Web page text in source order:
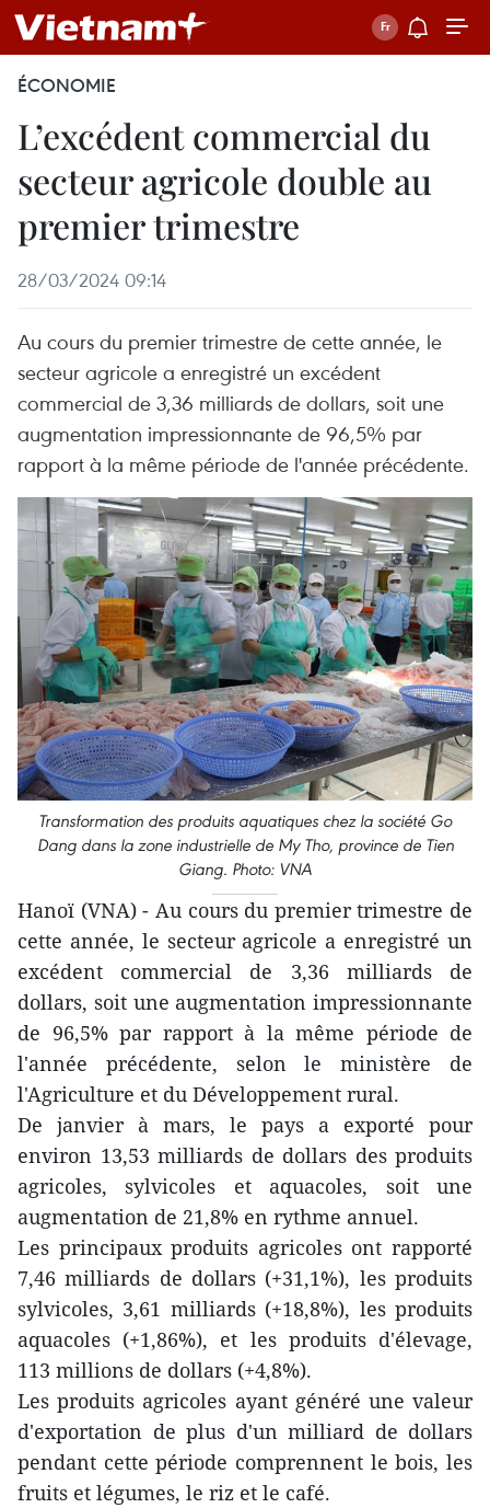
ÉCONOMIE
L’excédent commercial du
secteur agricole double au
premier trimestre
28/03/2024 09:14
Au cours du premier trimestre de cette année, le
secteur agricole a enregistré un excédent
commercial de 3,36 milliards de dollars, soit une
augmentation impressionnante de 96,5% par
rapport à la même période de l'année précédente.
Transformation des produits aquatiques chez la société Go
Dang dans la zone industrielle de My Tho, province de Tien
Giang. Photo: VNA
Hanoï (VNA) - Au cours du premier trimestre de
cette année, le secteur agricole a enregistré un
excédent commercial de 3,36 milliards de
dollars, soit une augmentation impressionnante
de 96,5% par rapport à la même période de
l'année précédente, selon le ministère de
l'Agriculture et du Développement rural.
De janvier à mars, le pays a exporté pour
environ 13,53 milliards de dollars des produits
agricoles, sylvicoles et aquacoles, soit une
augmentation de 21,8% en rythme annuel.
Les principaux produits agricoles ont rapporté
7,46 milliards de dollars (+31,1%), les produits
sylvicoles, 3,61 milliards (+18,8%), les produits
aquacoles (+1,86%), et les produits d'élevage,
113 millions de dollars (+4,8%).
Les produits agricoles ayant généré une valeur
d'exportation de plus d'un milliard de dollars
pendant cette période comprennent le bois, les
fruits et légumes, le riz et le café.